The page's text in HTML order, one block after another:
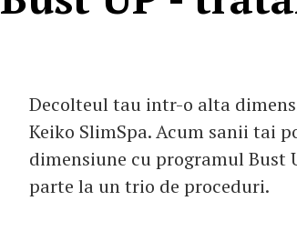
Decolteul tau intr-o alta
Keiko SlimSpa. Acum sanii tai
dimensiune cu programul Bust
parte la un trio de proceduri.